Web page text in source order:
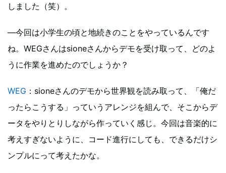
しました（笑）。
―今回は小学生の頃と地続きのことをやっているんです
ね。WEGさんはsioneさんからデモを受け取って、どのよ
うに作業を進めたのでしょうか？
WEG ：sioneさんのデモから世界観を読み取って、「俺だ
ったらこうする」っていうアレンジを組んで、そこからデ
ータをやりとりしながら作っていく感じ。今回は音楽的に
考えすぎないように、コード進行にしても、できるだけシ
ンプルにって考えたかな。